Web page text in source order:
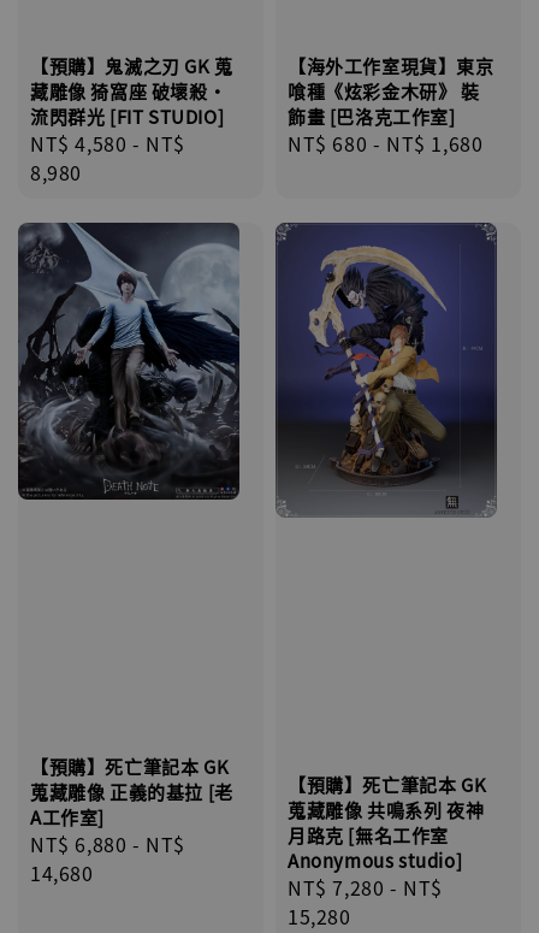
【預購】鬼滅之刃 GK 蒐
藏雕像 猗窩座 破壞殺·
流閃群光 [FIT STUDIO]
Regular
price
NT$ 4,580 - NT$
8,980
【海外工作室現貨】東京
喰種《炫彩金木研》 裝
飾畫 [巴洛克工作室]
Regular
NT$ 680 - NT$ 1,680
【預購】死亡筆記本 GK
蒐藏雕像 正義的基拉 [老
A工作室]
Regular
price
NT$ 6,880 - NT$
14,680
【預購】死亡筆記本 GK
蒐藏雕像 共鳴系列 夜神
月路克 [無名工作室
Anonymous studio]
Regular
price
NT$ 7,280 - NT$
15,280